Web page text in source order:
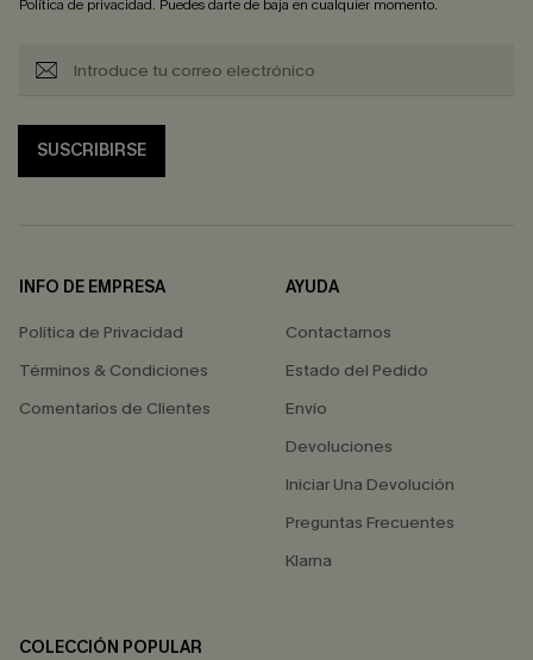
Política de privacidad. Puedes darte de baja en cualquier momento.
SUSCRIBIRSE
INFO DE EMPRESA
Política de Privacidad
Términos & Condiciones
Comentarios de Clientes
AYUDA
Contactarnos
Estado del Pedido
Envío
Devoluciones
Iniciar Una Devolución
Preguntas Frecuentes
Klarna
COLECCIÓN POPULAR